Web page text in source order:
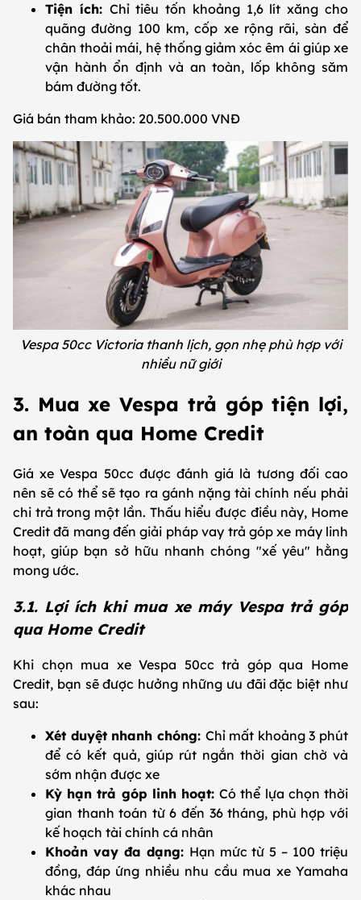
Tiện ích: Chỉ tiêu tốn khoảng 1,6 lít xăng cho
quãng đường 100 km, cốp xe rộng rãi, sàn để
chân thoải mái, hệ thống giảm xóc êm ái giúp xe
vận hành ổn định và an toàn, lốp không săm
bám đường tốt.
Giá bán tham khảo: 20.500.000 VNĐ
Vespa 50cc Victoria thanh lịch, gọn nhẹ phù hợp với
nhiều nữ giới
3. Mua xe Vespa trả góp tiện lợi,
an toàn qua Home Credit
Giá xe Vespa 50cc được đánh giá là tương đối cao
nên sẽ có thể sẽ tạo ra gánh nặng tài chính nếu phải
chi trả trong một lần. Thấu hiểu được điều này, Home
Credit đã mang đến giải pháp vay trả góp xe máy linh
hoạt, giúp bạn sở hữu nhanh chóng "xế yêu" hằng
mong ước.
3.1. Lợi ích khi mua xe máy Vespa trả góp
qua Home Credit
Khi chọn mua xe Vespa 50cc trả góp qua Home
Credit, bạn sẽ được hưởng những ưu đãi đặc biệt như
sau:
Xét duyệt nhanh chóng: Chỉ mất khoảng 3 phút
để có kết quả, giúp rút ngắn thời gian chờ và
sớm nhận được xe
Kỳ hạn trả góp linh hoạt:Có thể lựa chọn thời
gian thanh toán từ 6 đến 36 tháng, phù hợp với
kế hoạch tài chính cá nhân
Khoản vay đa dạng: Hạn mức từ 5 – 100 triệu
đồng, đáp ứng nhiều nhu cầu mua xe Yamaha
khác nhau